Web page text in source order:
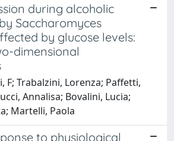
during alcoholic
Saccharomyces
by glucose levels:
dimensional
F; Trabalzini, Lorenza; Paffetti,
Annalisa; Bovalini, Lucia;
Martelli, Paola
to physiological